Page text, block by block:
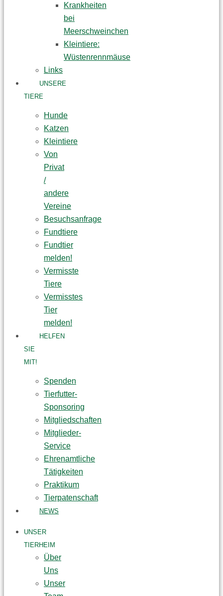
Krankheiten
bei
Meerschweinchen
Kleintiere:
Wüstenrennmäuse
Links
UNSERE
TIERE
Hunde
Katzen
Kleintiere
Von
Privat
/
andere
Vereine
Besuchsanfrage
Fundtiere
Fundtier
melden!
Vermisste
Tiere
Vermisstes
Tier
melden!
HELFEN
SIE
MIT!
Spenden
Tierfutter-
Sponsoring
Mitgliedschaften
Mitglieder-
Service
Ehrenamtliche
Tätigkeiten
Praktikum
Tierpatenschaft
NEWS
UNSER
TIERHEIM
Über
Uns
Unser